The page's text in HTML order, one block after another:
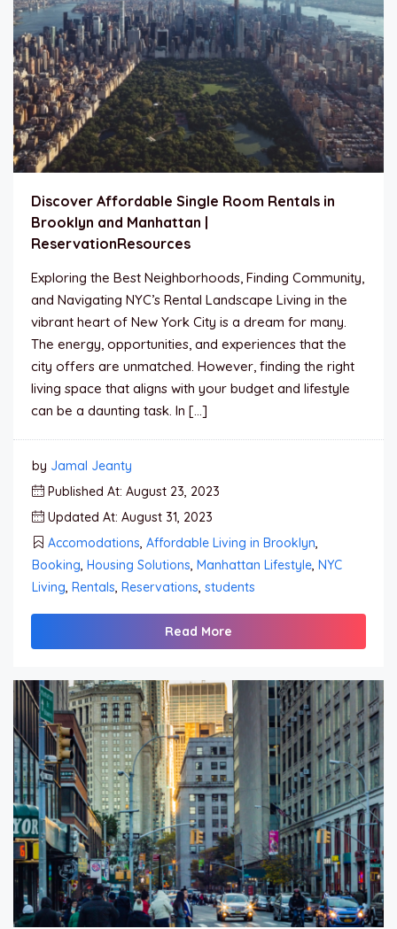
Discover Affordable Single Room Rentals in
Brooklyn and Manhattan |
ReservationResources
Exploring the Best Neighborhoods, Finding Community,
and Navigating NYC’s Rental Landscape Living in the
vibrant heart of New York City is a dream for many.
The energy, opportunities, and experiences that the
city offers are unmatched. However, finding the right
living space that aligns with your budget and lifestyle
can be a daunting task. In […]
by Jamal Jeanty
Published At: August 23, 2023
Updated At: August 31, 2023
Accomodations, Affordable Living in Brooklyn,
Booking, Housing Solutions, Manhattan Lifestyle, NYC
Living, Rentals, Reservations, students
Read More